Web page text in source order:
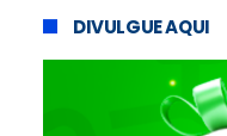
DIVULGUE AQUI